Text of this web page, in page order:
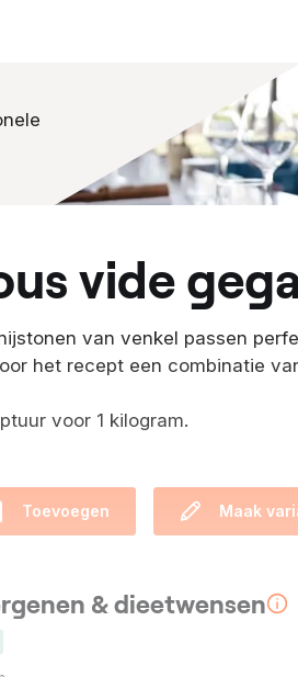
vide
van venkel passen
het recept een combinatie
voor 1 kilogram.
Toevoegen Maak
& dieetwensen